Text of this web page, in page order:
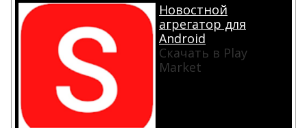
Новостной
агрегатор для
Android
Скачать в Play
Market